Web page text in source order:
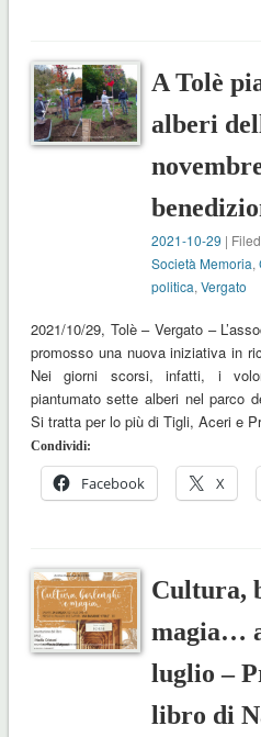
A Tolè
alberi
2021-10-29 |
Società Memoria,
politica,Vergato
2021/10/29, Tolè – Vergato –
promosso una nuova iniziativa in
Nei giorni scorsi, infatti, i
piantumato sette alberi nel parco
Si tratta per lo più di Tigli, Aceri e
Condividi:
Facebook X
Cultura,
magia…
luglio –
libro di